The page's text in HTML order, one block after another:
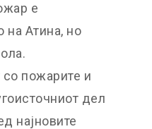
е
на Атина, но
пожарите и
дел
најновите